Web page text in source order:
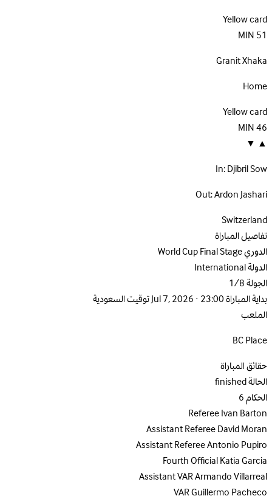
Yellow card
51
MIN
Granit Xhaka
Home
Yellow card
46
MIN
▲
▼
In:Djibril Sow
Out:Ardon Jashari
Switzerland
تفاصيل المباراة
الدوريWorld Cup Final Stage
الدولةInternational
الجولة1/8
بداية المباراةJul 7, 2026 · 23:00 توقيت السعودية
الملعب
BC Place
حقائق المباراة
الحالةfinished
الحكام6
RefereeIvan Barton
Assistant RefereeDavid Moran
Assistant RefereeAntonio Pupiro
Fourth OfficialKatia Garcia
Assistant VARArmando Villarreal